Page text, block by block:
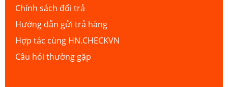
Chính sách đổi trả
Hướng dẫn gửi trả hàng
Hợp tác cùng HN.CHECKVN
Câu hỏi thường gặp